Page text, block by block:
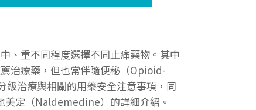
、重不同程度選擇不同止痛藥物。其中
治療藥，但也常伴隨便秘（Opioid-
治療與相關的用藥安全注意事項，同
美定（Naldemedine）的詳細介紹。